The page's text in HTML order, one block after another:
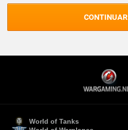
CONTINUAR
World of Tanks